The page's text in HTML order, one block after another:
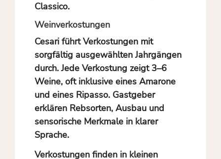
Classico.
Weinverkostungen
Cesari führt Verkostungen mit
sorgfältig ausgewählten Jahrgängen
durch. Jede Verkostung zeigt 3–6
Weine, oft inklusive eines Amarone
und eines Ripasso. Gastgeber
erklären Rebsorten, Ausbau und
sensorische Merkmale in klarer
Sprache.
Verkostungen finden in kleinen